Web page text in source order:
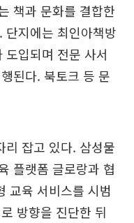
책과 문화를 결합한
단지에는 최인아책방
입되며 전문 사서
된다. 북토크 등 문
리 잡고 있다. 삼성물
플랫폼 글로랑과 협
교육 서비스를 시범
방향을 진단한 뒤